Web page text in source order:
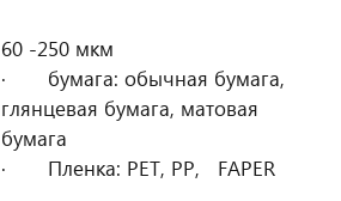
60 -250 мкм
· бумага: обычная бумага,
глянцевая бумага, матовая
бумага
· Пленка: PET, PP, FAPER